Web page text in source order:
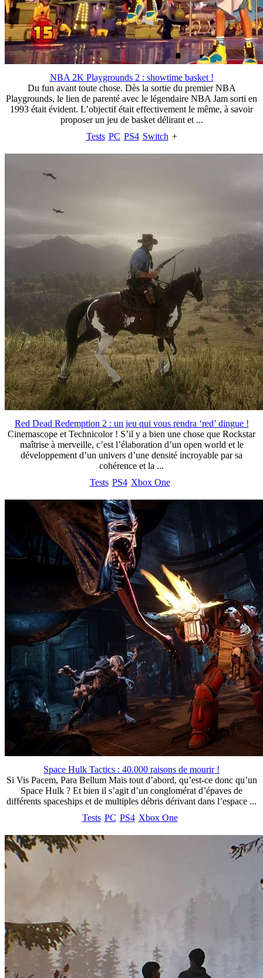
NBA 2K Playgrounds 2 : showtime basket !
Du fun avant toute chose. Dès la sortie du premier NBA
Playgrounds, le lien de parenté avec le légendaire NBA Jam sorti en
1993 était évident. L’objectif était effectivement le même, à savoir
proposer un jeu de basket délirant et ...
Tests PC PS4 Switch +
Red Dead Redemption 2 : un jeu qui vous rendra ‘red’ dingue !
Cinemascope et Technicolor ! S’il y a bien une chose que Rockstar
maîtrise à merveille, c’est l’élaboration d’un open world et le
développement d’un univers d’une densité incroyable par sa
cohérence et la ...
Tests PS4 Xbox One
Space Hulk Tactics : 40.000 raisons de mourir !
Si Vis Pacem, Para Bellum Mais tout d’abord, qu’est-ce donc qu’un
Space Hulk ? Et bien il s’agit d’un conglomérat d’épaves de
différents spaceships et de multiples débris dérivant dans l’espace ...
Tests PC PS4 Xbox One